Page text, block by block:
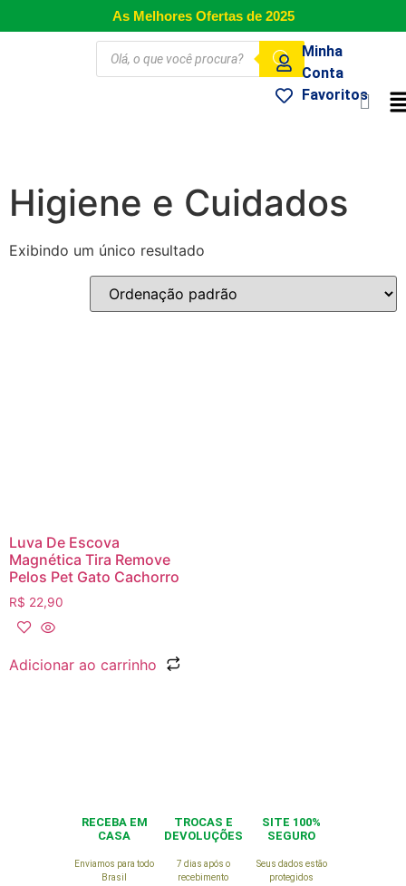
As Melhores Ofertas de 2025
Minha
Conta
Favoritos
Higiene e Cuidados
Exibindo um único resultado
Luva De Escova
Magnética Tira Remove
Pelos Pet Gato Cachorro
R$ 22,90
Adicionar ao carrinho
RECEBA EM
CASA
Enviamos para todo
Brasil
TROCAS E
DEVOLUÇÕES
7 dias após o
recebimento
SITE 100%
SEGURO
Seus dados estão
protegidos